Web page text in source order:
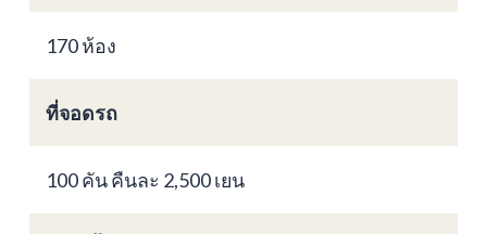
170 ห้อง
ที่จอดรถ
100 คัน คืนละ 2,500 เยน